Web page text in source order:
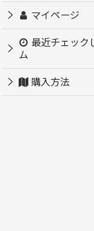
マイページ
最近チェック
ム
購入方法